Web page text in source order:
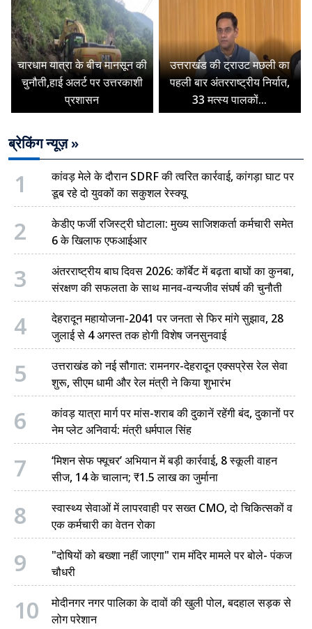
चारधाम यात्रा के बीच मानसून की
चुनौती,हाई अलर्ट पर उत्तरकाशी
प्रशासन
उत्तराखंड की ट्राउट मछली का
पहली बार अंतरराष्ट्रीय निर्यात,
33 मत्स्य पालकों...
ब्रेकिंग न्यूज़ »
1
कांवड़ मेले के दौरान SDRF की त्वरित कार्रवाई, कांगड़ा घाट पर
डूब रहे दो युवकों का सकुशल रेस्क्यू
2
केडीए फर्जी रजिस्ट्री घोटाला: मुख्य साजिशकर्ता कर्मचारी समेत
6 के खिलाफ एफआईआर
3
अंतरराष्ट्रीय बाघ दिवस 2026: कॉर्बेट में बढ़ता बाघों का कुनबा,
संरक्षण की सफलता के साथ मानव-वन्यजीव संघर्ष की चुनौती
4
देहरादून महायोजना-2041 पर जनता से फिर मांगे सुझाव, 28
जुलाई से 4 अगस्त तक होगी विशेष जनसुनवाई
5
उत्तराखंड को नई सौगात: रामनगर-देहरादून एक्सप्रेस रेल सेवा
शुरू, सीएम धामी और रेल मंत्री ने किया शुभारंभ
6
कांवड़ यात्रा मार्ग पर मांस-शराब की दुकानें रहेंगी बंद, दुकानों पर
नेम प्लेट अनिवार्य: मंत्री धर्मपाल सिंह
7
‘मिशन सेफ फ्यूचर’ अभियान में बड़ी कार्रवाई, 8 स्कूली वाहन
सीज, 14 के चालान; ₹1.5 लाख का जुर्माना
8
स्वास्थ्य सेवाओं में लापरवाही पर सख्त CMO, दो चिकित्सकों व
एक कर्मचारी का वेतन रोका
9
"दोषियों को बख्शा नहीं जाएगा" राम मंदिर मामले पर बोले- पंकज
चौधरी
10
मोदीनगर नगर पालिका के दावों की खुली पोल, बदहाल सड़क से
लोग परेशान